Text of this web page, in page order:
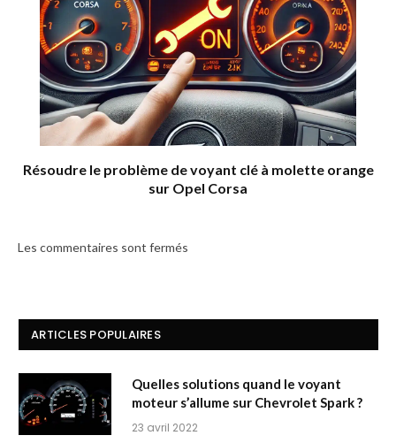
Résoudre le problème de voyant clé à molette orange
sur Opel Corsa
Les commentaires sont fermés
ARTICLES POPULAIRES
Quelles solutions quand le voyant
moteur s’allume sur Chevrolet Spark ?
23 avril 2022